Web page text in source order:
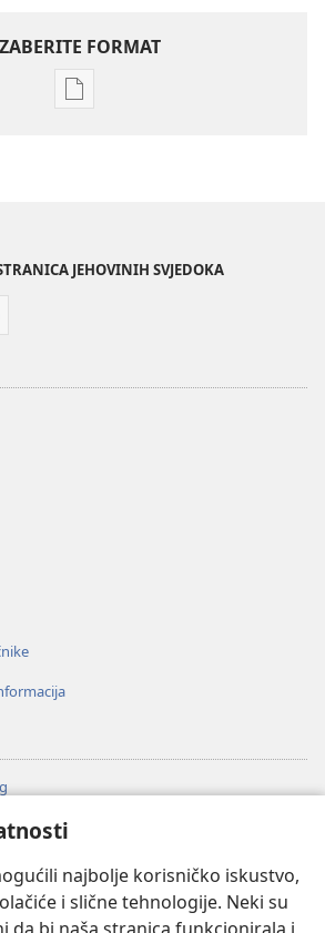
najbolje korisničko iskustvo,
i slične tehnologije. Neki su
FORMAT
Postavke
2001.
JEHOVINIH SVJEDOKA
Watchtower